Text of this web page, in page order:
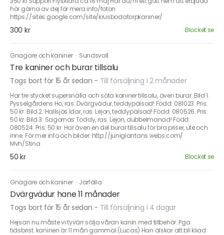
hör gärna av dej för mera info/foton
https://sites.google.com/site/krusbodatorpkaniner/
300 kr Blocket.se
Gnagare och kaniner · Sundsvall
Tre kaniner och burar tillsalu
Togs bort för 15 år sedan - Till försäljning i 2 månader
Har tre stycket supersnälla och söta kaniner tillsalu, även burar. Bild 1.
Pysselgårdens Ho, ras: Dvärgvädur, teddypälsad! Född: 081023. Pris:
50 kr. Bild 2. Hallsjös Idar, ras: Lejon, teddypälsad! Född: 080526. Pris:
50 kr. Bild 3. Sagornas Toddy, ras: Lejon, dubbelmanad! Född:
080524. Pris: 50 kr. Har även en del burar tillsalu för bra priser, ute och
inne. För mer info och bilder: http://juniglantans.webs.com/
Mvh/Stina
50 kr Blocket.se
Gnagare och kaniner · Järfälla
Dvärgvädur hane 11 månader
Togs bort för 15 år sedan - Till försäljning i 4 dagar
Hejsan nu måste vi tyvärr sälja våran kanin med tillbehör. Pga
tidsbrist. kaninen är 11 mån gammal.(Lucas) Han älskar att bli kliad